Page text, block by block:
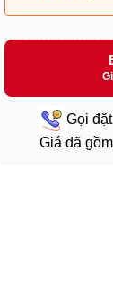
Gọi
Giá đã